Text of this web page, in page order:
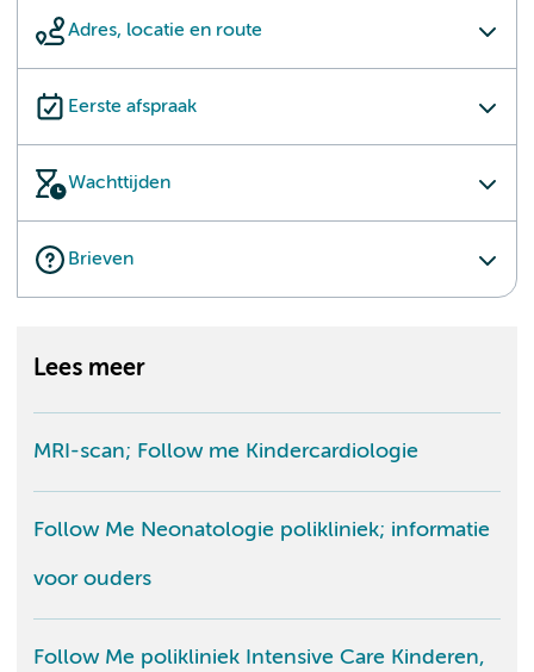
Adres, locatie en route
Eerste afspraak
Wachttijden
Brieven
Lees meer
MRI-scan; Follow me Kindercardiologie
Follow Me Neonatologie polikliniek; informatie
voor ouders
Follow Me polikliniek Intensive Care Kinderen,